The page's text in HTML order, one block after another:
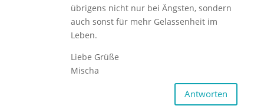
übrigens nicht nur bei Ängsten, sondern
auch sonst für mehr Gelassenheit im
Leben.
Liebe Grüße
Mischa
Antworten